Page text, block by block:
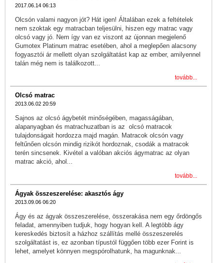
2017.06.14 06:13
Olcsón valami nagyon jót? Hát igen! Általában ezek a feltételek
nem szoktak egy matracban teljesülni, hiszen egy matrac vagy
olcsó vagy jó. Nem így van ez viszont az újonnan megjelenő
Gumotex Platinum matrac esetében, ahol a meglepően alacsony
fogyasztói ár mellett olyan szolgáltatást kap az ember, amilyennel
talán még nem is találkozott...
tovább...
Olcsó matrac
2013.06.02 20:59
Sajnos az olcsó ágybetét minőségében, magasságában,
alapanyagban és matrachuzatban is az olcsó matracok
tulajdonságait hordozza majd magán. Matracok olcsón vagy
feltűnően olcsón mindig rizikót hordoznak, csodák a matracok
terén sincsenek. Kivétel a valóban akciós ágymatrac az olyan
matrac akció, ahol...
tovább...
Ágyak összeszerelése: akasztós ágy
2013.09.06 06:20
Ágy és az ágyak összeszerelése, összerakása nem egy őrdöngős
feladat, amennyiben tudjuk, hogy hogyan kell. A legtöbb ágy
kereskedés biztosít a házhoz szállítás mellé összeszerelés
szolgáltatást is, ez azonban típustól függően több ezer Forint is
lehet, amelyet könnyen megspórolhatunk, ha magunknak...